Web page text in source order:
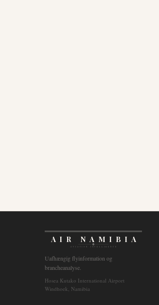
AIR NAMIBIA
AVIATION INTELLIGENCE
Uafhængig flyinformation og
brancheanalyse.
Hosea Kutako International Airport
Windhoek, Namibia